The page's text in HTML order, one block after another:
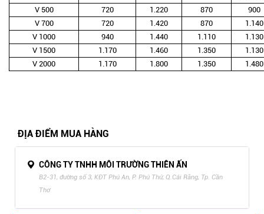
V 500
720 1.220 870
900
V 700
720 1.420 870
1.140
V 1000
940 1.440 1.110
1.130
V 1500
1.170 1.460 1.350
1.130
V 2000
1.170 1.800 1.350 1.480
ĐỊA ĐIỂM MUA HÀNG
CÔNG TY TNHH MÔI TRƯỜNG THIÊN ẤN
B2-31, đường số 3, KĐT Phú An, P. Phú Thứ, Q.Cái Răng, Tp. Cần
Thơ